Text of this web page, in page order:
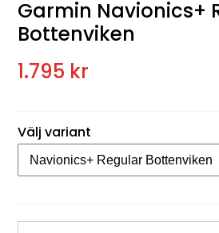
Garmin Navionics+
Bottenviken
1.795 kr
Välj variant